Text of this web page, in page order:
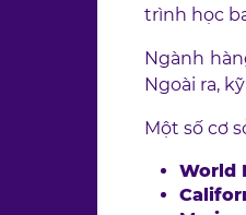
trình học
Ngành
Ngoài ra,
Một số cơ
World